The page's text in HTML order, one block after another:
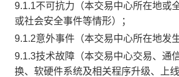
9.1.1不可抗力（本交易中心所在地或
或社会安全事件等情形）；
9.1.2意外事件（本交易中心所在地发
9.1.3技术故障（本交易中心交易、通
换、软硬件系统及相关程序升级、上